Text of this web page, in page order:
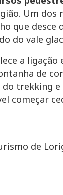
Um dos
que desce
do vale
a ligação
de
do trekking
começar
de